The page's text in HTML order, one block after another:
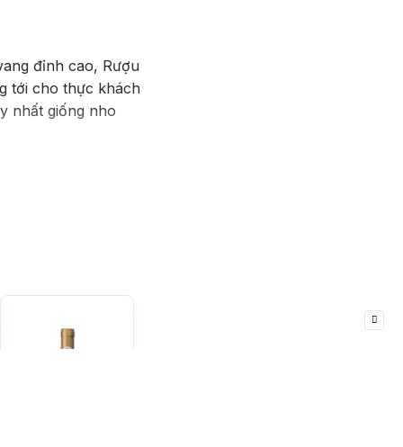
đỉnh cao, Rượu
tới cho thực khách
nhất giống nho